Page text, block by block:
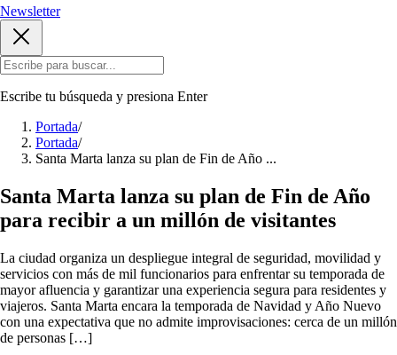
Newsletter
Escribe tu búsqueda y presiona Enter
Portada/
Portada/
Santa Marta lanza su plan de Fin de Año ...
Santa Marta lanza su plan de Fin de Año
para recibir a un millón de visitantes
La ciudad organiza un despliegue integral de seguridad, movilidad y
servicios con más de mil funcionarios para enfrentar su temporada de
mayor afluencia y garantizar una experiencia segura para residentes y
viajeros. Santa Marta encara la temporada de Navidad y Año Nuevo
con una expectativa que no admite improvisaciones: cerca de un millón
de personas […]